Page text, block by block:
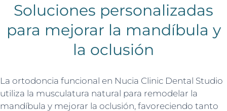
Soluciones personalizadas
para mejorar la mandíbula y
la oclusión
La ortodoncia funcional en Nucia Clinic Dental Studio
utiliza la musculatura natural para remodelar la
mandíbula y mejorar la oclusión, favoreciendo tanto